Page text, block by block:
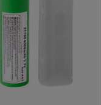
modèle